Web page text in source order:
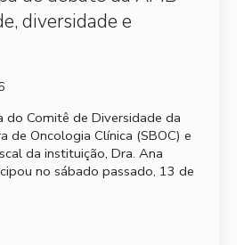
diversidade e
do Comitê de Diversidade da
de Oncologia Clínica (SBOC) e
da instituição, Dra. Ana
no sábado passado, 13 de